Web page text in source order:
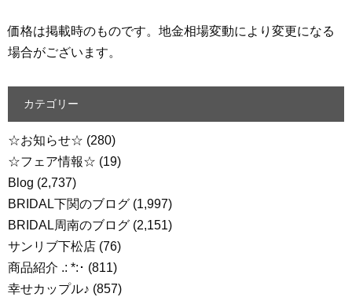
価格は掲載時のものです。地金相場変動により変更になる
場合がございます。
カテゴリー
☆お知らせ☆ (280)
☆フェア情報☆ (19)
Blog (2,737)
BRIDAL下関のブログ (1,997)
BRIDAL周南のブログ (2,151)
サンリブ下松店 (76)
商品紹介 .: *:･ (811)
幸せカップル♪ (857)